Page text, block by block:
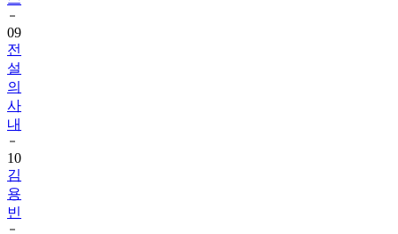
09
전
설
의
사
내
10
김
용
빈